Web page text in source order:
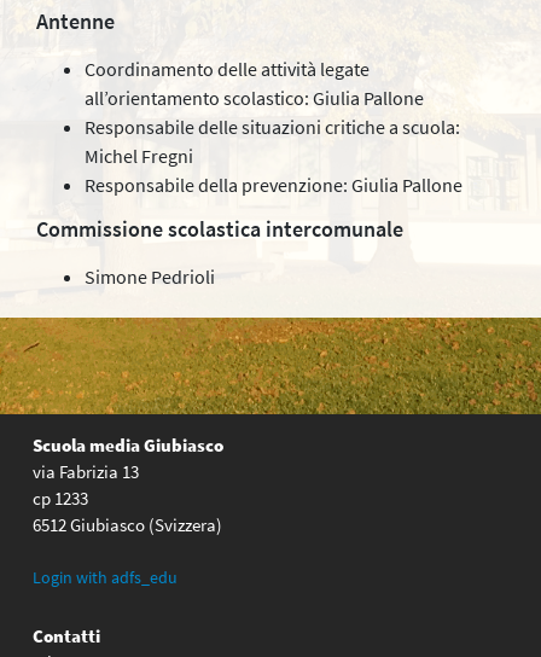
Antenne
Coordinamento delle attività legate
all’orientamento scolastico: Giulia Pallone
Responsabile delle situazioni critiche a scuola:
Michel Fregni
Responsabile della prevenzione: Giulia Pallone
Commissione scolastica intercomunale
Simone Pedrioli
Scuola media Giubiasco
via Fabrizia 13
cp 1233
6512 Giubiasco (Svizzera)
Login with adfs_edu
Contatti